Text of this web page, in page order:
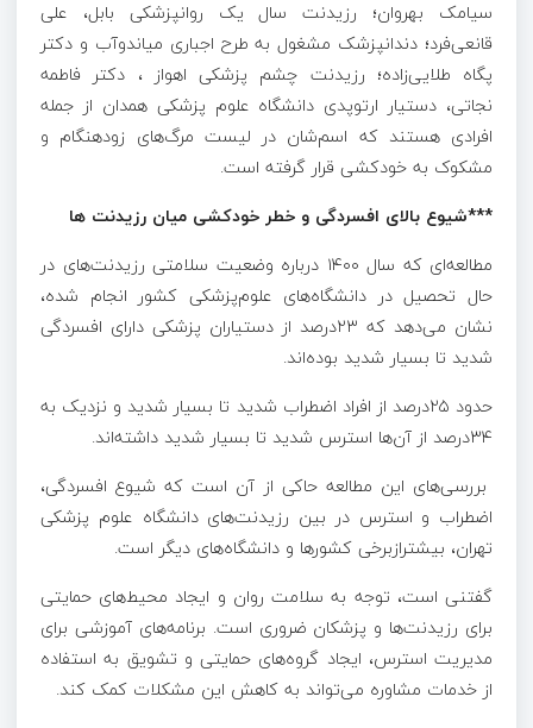
سیامک بهروان؛ رزیدنت سال یک روانپزشکی بابل، علی
قانعی‌فرد؛ دندانپزشک مشغول به طرح اجباری میاندوآب و دکتر
پگاه طلایی‌زاده؛ رزیدنت چشم پزشکی اهواز ، دکتر فاطمه
نجاتی، دستیار ارتوپدی دانشگاه علوم پزشکی همدان از جمله
افرادی هستند که اسم‌شان در لیست مرگ‌های زودهنگام و
مشکوک به خودکشی قرار گرفته است.
***شیوع بالای افسردگی و خطر خودکشی میان رزیدنت ها
مطالعه‌ای که سال ۱۴۰۰ درباره وضعیت سلامتی رزیدنت‌های در
حال تحصیل در دانشگاه‌های علوم‌پزشکی کشور انجام شده،
نشان می‌دهد که ۲۳درصد از دستیاران پزشکی دارای افسردگی
شدید تا بسیار شدید بوده‌اند.
حدود ۲۵درصد از افراد اضطراب شدید تا بسیار شدید و نزدیک به
۳۴درصد از آن‌ها استرس شدید تا بسیار شدید داشته‌اند.
بررسی‌های این مطالعه حاکی از آن است که شیوع افسردگی،
اضطراب و استرس در بین رزیدنت‌های دانشگاه علوم پزشکی
تهران، بیشترازبرخی کشور‌ها و دانشگاه‌های دیگر است.
گفتنی است، توجه به سلامت روان و ایجاد محیط‌های حمایتی
برای رزیدنت‌ها و پزشکان ضروری است. برنامه‌های آموزشی برای
مدیریت استرس، ایجاد گروه‌های حمایتی و تشویق به استفاده
از خدمات مشاوره می‌تواند به کاهش این مشکلات کمک کند.